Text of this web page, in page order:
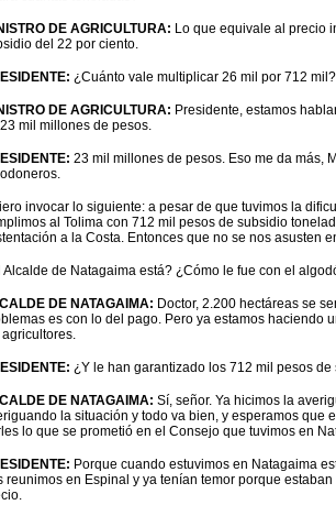
DE AGRICULTURA: Lo que equivale al precio
del 22 por ciento.
¿Cuánto vale multiplicar 26 mil por 712 mil?
DE AGRICULTURA: Presidente, estamos
mil millones de pesos.
23 mil millones de pesos. Eso me da más,
invocar lo siguiente: a pesar de que tuvimos la
al Tolima con 712 mil pesos de subsidio
a la Costa. Entonces que no se nos asusten
Alcalde de Natagaima está? ¿Cómo le fue con el
DE NATAGAIMA: Doctor, 2.200 hectáreas se
es con lo del pago. Pero ya estamos haciendo
agricultores.
¿Y le han garantizado los 712 mil pesos
DE NATAGAIMA: Sí, señor. Ya hicimos la
la situación y todo va bien, y esperamos que
lo que se prometió en el Consejo que tuvimos en
Porque cuando estuvimos en Natagaima
reunimos en Espinal y ya tenían temor porque